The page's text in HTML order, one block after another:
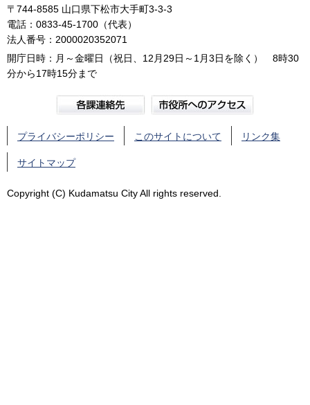
〒744-8585 山口県下松市大手町3-3-3
電話：0833-45-1700（代表）
法人番号：2000020352071
開庁日時：月～金曜日（祝日、12月29日～1月3日を除く） 8時30
分から17時15分まで
プライバシーポリシー このサイトについて リンク集
サイトマップ
Copyright (C) Kudamatsu City All rights reserved.